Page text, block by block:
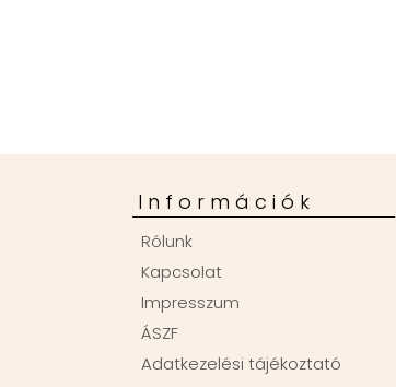
Információk
Rólunk
Kapcsolat
Impresszum
ÁSZF
Adatkezelési tájékoztató